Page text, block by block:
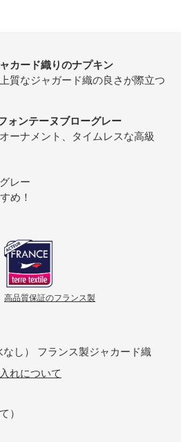
カード織りのナプキン
質なジャガード織の良さが際立つ
ォンテーヌブローグレー
ーナメント、タイムレスな高級
レー
め！
高品質保証のフランス製
なし） フランス製ジャカード織
れについて
）